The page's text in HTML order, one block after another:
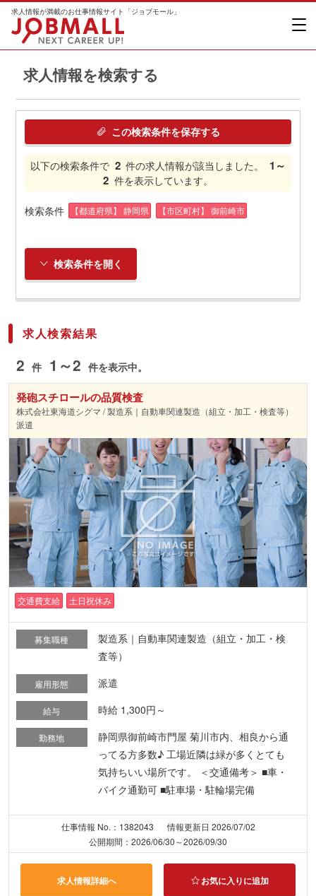
求人情報が満載のお仕事情報サイト「ジョブモール」
求人情報を検索する
この検索条件を保存する
以下の検索条件で 2 件の求人情報が該当しました。
1～
2 件を表示しています。
検索条件 【都道府県】 静岡県 【市区町村】 御前崎市
検索条件を開く
求人検索結果
2 件 1～2 件を表示中。
発砲スチロールの品質検査
株式会社東海道シグマ / 製造系｜自動車関連製造（組立・加工・検査等）
派遣
交通費支給 土日祝休み
募集職種
製造系｜自動車関連製造（組立・加工・検
査等）
雇用形態 派遣
給与 時給 1,300円～
勤務地
静岡県御前崎市門屋 菊川市内、相良から通
ってる方多数♪ 工場近隣は緑が多くとても
気持ちいい場所です。 ＜交通備考＞ ■車・
バイク通勤可 ■駐車場・駐輪場完備
仕事情報 No.：1382043
情報更新日 2026/07/02
公開期間：2026/06/30～2026/09/30
求人情報詳細へ お気に入りに追加